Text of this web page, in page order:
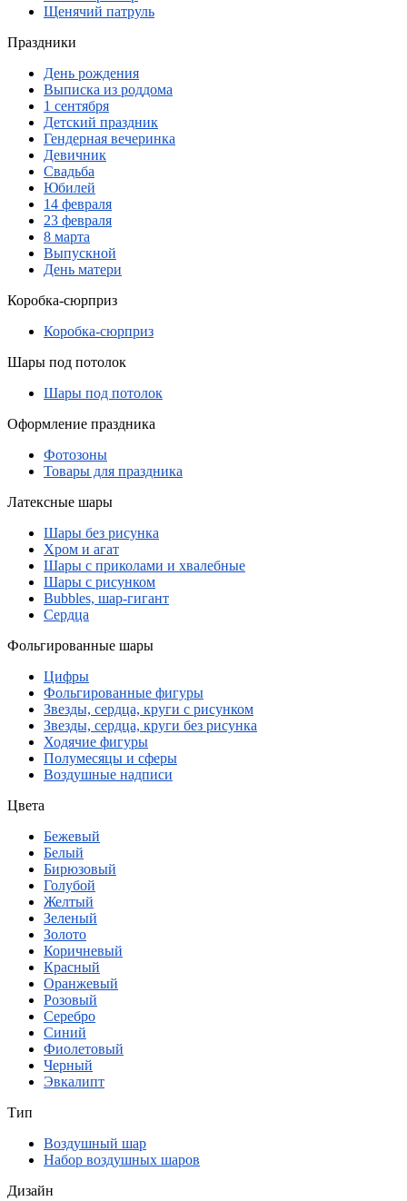
Щенячий патруль
Праздники
День рождения
Выписка из роддома
1 сентября
Детский праздник
Гендерная вечеринка
Девичник
Свадьба
Юбилей
14 февраля
23 февраля
8 марта
Выпускной
День матери
Коробка-сюрприз
Коробка-сюрприз
Шары под потолок
Шары под потолок
Оформление праздника
Фотозоны
Товары для праздника
Латексные шары
Шары без рисунка
Хром и агат
Шары с приколами и хвалебные
Шары с рисунком
Bubbles, шар-гигант
Сердца
Фольгированные шары
Цифры
Фольгированные фигуры
Звезды, сердца, круги с рисунком
Звезды, сердца, круги без рисунка
Ходячие фигуры
Полумесяцы и сферы
Воздушные надписи
Цвета
Бежевый
Белый
Бирюзовый
Голубой
Желтый
Зеленый
Золото
Коричневый
Красный
Оранжевый
Розовый
Серебро
Синий
Фиолетовый
Черный
Эвкалипт
Тип
Воздушный шар
Набор воздушных шаров
Дизайн